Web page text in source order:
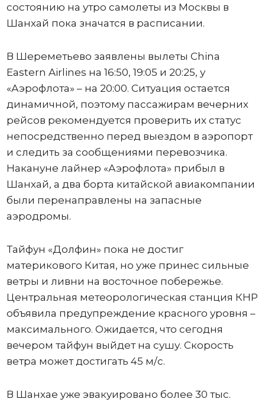
состоянию на утро самолеты из Москвы в
Шанхай пока значатся в расписании.
В Шереметьево заявлены вылеты China
Eastern Airlines на 16:50, 19:05 и 20:25, у
«Аэрофлота» – на 20:00. Ситуация остается
динамичной, поэтому пассажирам вечерних
рейсов рекомендуется проверить их статус
непосредственно перед выездом в аэропорт
и следить за сообщениями перевозчика.
Накануне лайнер «Аэрофлота» прибыл в
Шанхай, а два борта китайской авиакомпании
были перенаправлены на запасные
аэродромы.
Тайфун «Долфин» пока не достиг
материкового Китая, но уже принес сильные
ветры и ливни на восточное побережье.
Центральная метеорологическая станция КНР
объявила предупреждение красного уровня –
максимального. Ожидается, что сегодня
вечером тайфун выйдет на сушу. Скорость
ветра может достигать 45 м/с.
В Шанхае уже эвакуировано более 30 тыс.